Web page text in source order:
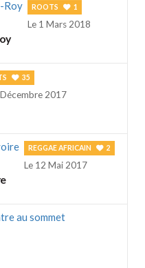
ROOTS 1
Le 1 Mars 2018
35
2017
REGGAE AFRICAIN 2
Le 12 Mai 2017